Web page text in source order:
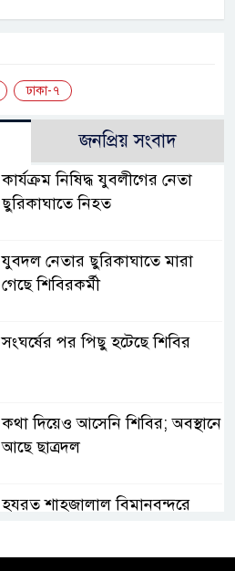
ঢাকা-৭
জনপ্রিয় সংবাদ
কার্যক্রম নিষিদ্ধ যুবলীগের নেতা
ছুরিকাঘাতে নিহত
যুবদল নেতার ছুরিকাঘাতে মারা
গেছে শিবিরকর্মী
সংঘর্ষের পর পিছু হটেছে শিবির
কথা দিয়েও আসেনি শিবির; অবস্থানে
আছে ছাত্রদল
হযরত শাহজালাল বিমানবন্দরে